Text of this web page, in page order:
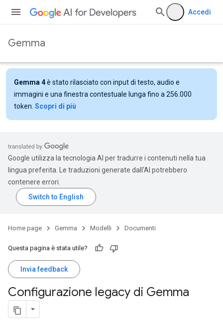
Accedi
Gemma
Gemma 4è stato rilasciato con input di testo, audio e
immagini e una finestra contestuale lunga fino a 256.000
token. Scopri di più
Google utilizza la tecnologia AI per tradurre i contenuti nella tua
lingua preferita. Le traduzioni generate dall'AI potrebbero
contenere errori.
Home page Gemma Modelli Documenti
Questa pagina è stata utile?
Invia feedback
Configurazione legacy di Gemma